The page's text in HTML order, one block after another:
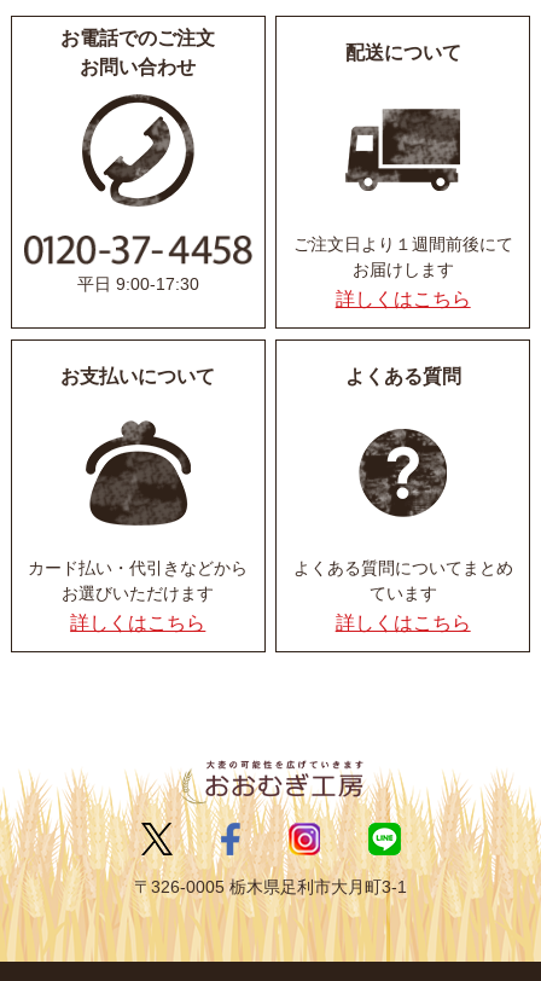
お電話でのご注文
お問い合わせ
平日 9:00-17:30
配送について
ご注文日より１週間前後にて
お届けします
詳しくはこちら
お支払いについて
カード払い・代引きなどから
お選びいただけます
詳しくはこちら
よくある質問
よくある質問について まとめ
ています
詳しくはこちら
〒326-0005 栃木県足利市大月町3-1